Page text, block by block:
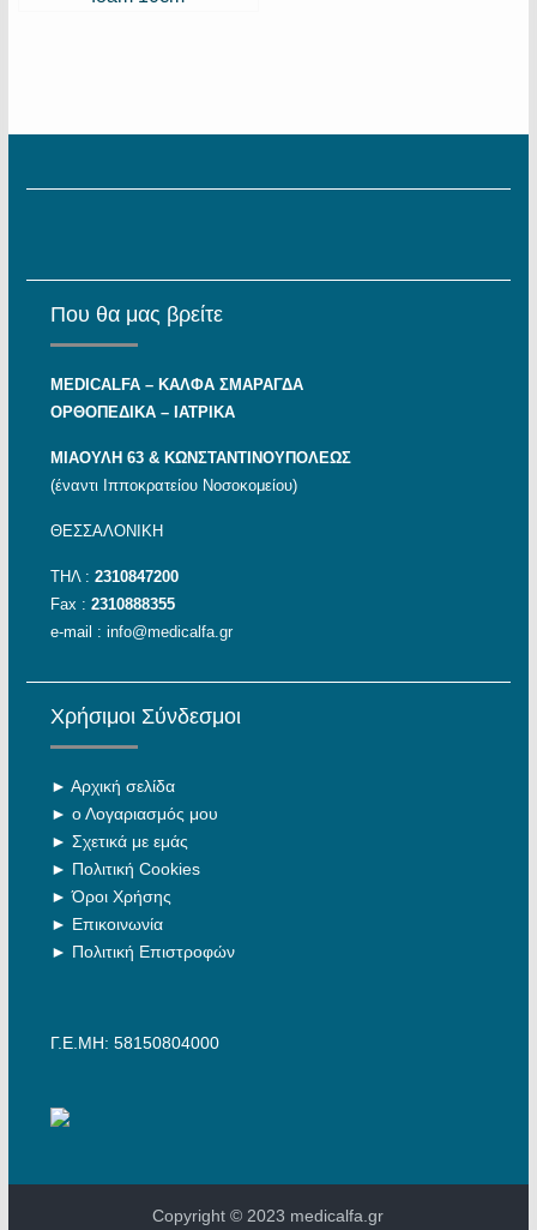
Που θα μας βρείτε
MEDICALFA – KAΛΦΑ ΣΜΑΡΑΓΔΑ
ΟΡΘΟΠΕΔΙΚΑ – ΙΑΤΡΙΚΑ
ΜΙΑΟΥΛΗ 63 & ΚΩΝΣΤΑΝΤΙΝΟΥΠΟΛΕΩΣ
(έναντι Ιπποκρατείου Νοσοκομείου)
ΘΕΣΣΑΛΟΝΙΚΗ
ΤΗΛ : 2310847200
Fax : 2310888355
e-mail : info@medicalfa.gr
Χρήσιμοι Σύνδεσμοι
► Αρχική σελίδα
► ο Λογαριασμός μου
► Σχετικά με εμάς
► Πολιτική Cookies
►Όροι Χρήσης
► Επικοινωνία
► Πολιτική Επιστροφών
Γ.Ε.ΜΗ: 58150804000
Copyright © 2023 medicalfa.gr